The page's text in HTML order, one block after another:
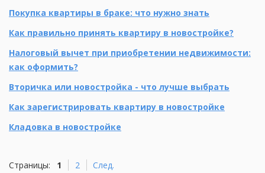
Покупка квартиры в браке: что нужно знать
Как правильно принять квартиру в новостройке?
Налоговый вычет при приобретении недвижимости:
как оформить?
Вторичка или новостройка - что лучше выбрать
Как зарегистрировать квартиру в новостройке
Кладовка в новостройке
Страницы: 1 2 След.